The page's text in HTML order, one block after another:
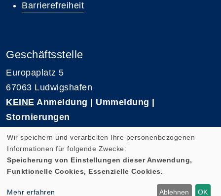
Barrierefreiheit
Geschäftsstelle
Europaplatz 5
67063 Ludwigshafen
KEINE Anmeldung | Ummeldung |
Stornierungen
E-Mail: kvhs-geschaeftsstelle@vhs-rpk.de
Wir speichern und verarbeiten Ihre personenbezogenen
Informationen für folgende Zwecke:
Speicherung von Einstellungen dieser Anwendung,
Funktionelle Cookies, Essenzielle Cookies.
Mehr erfahren Ablehnen OK